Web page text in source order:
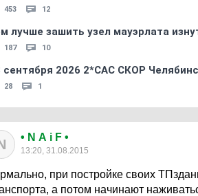
453 12
лучше зашить узел мауэрлата
187 10
сентября 2026 2*CAC СКОР
28 1
• N A i F •
13:20, 31.08.2015
при постройке своих
а потом начинают